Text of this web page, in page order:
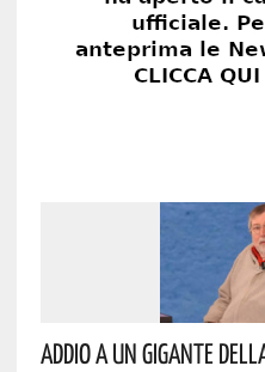
Addio A Un Gigante